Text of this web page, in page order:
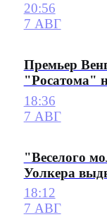
20:56
7 АВГ
Премьер
"Росатома"
18:36
7 АВГ
"Веселого
Уолкера
18:12
7 АВГ